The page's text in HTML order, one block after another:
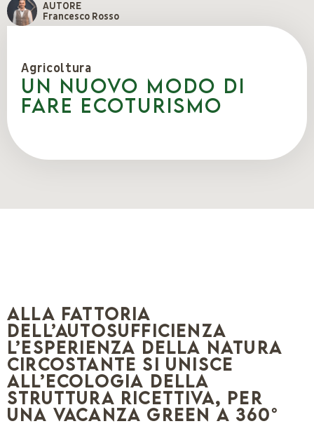
AUTORE
Francesco Rosso
Agricoltura
Un nuovo modo di
fare ecoturismo
Alla Fattoria
dell’Autosufficienza
l’esperienza della natura
circostante si unisce
all’ecologia della
struttura ricettiva, per
una vacanza green a 360°